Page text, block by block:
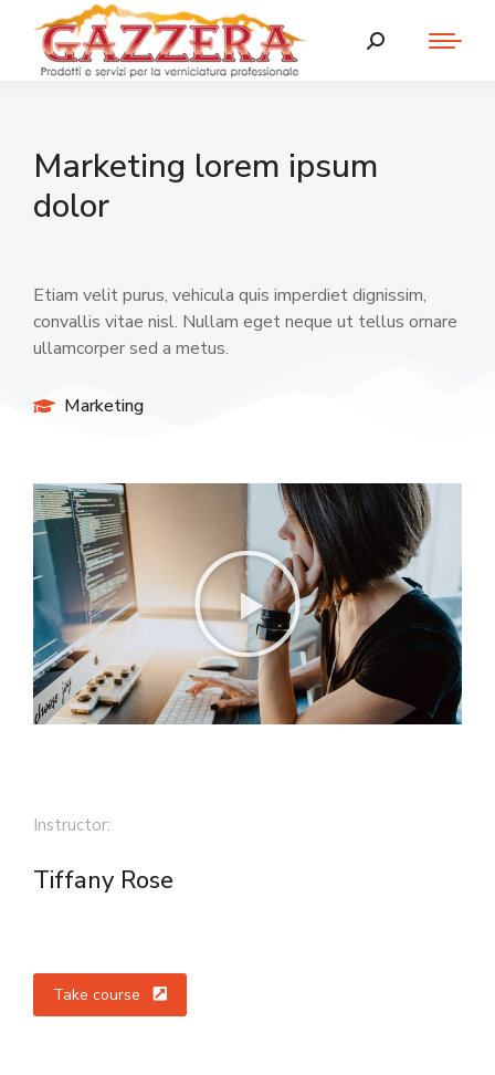
Marketing lorem ipsum
dolor
Etiam velit purus, vehicula quis imperdiet dignissim,
convallis vitae nisl. Nullam eget neque ut tellus ornare
ullamcorper sed a metus.
Marketing
Instructor:
Tiffany Rose
Take course